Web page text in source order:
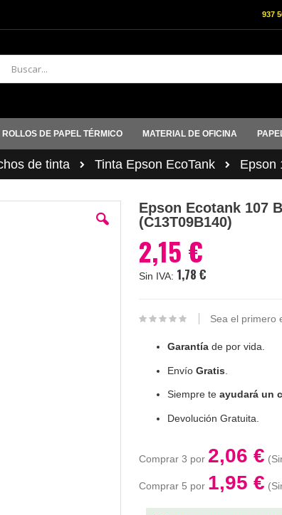
937
ROLLOS DE PAPEL TÉRMICO MATERIAL DE OFICINA
de tinta Tinta Epson EcoTank Epson
Epson Ecotank 107
(C13T09B140)
2,15 €
1,78 €
Sea el primero
Garantíade por vida.
Envío Gratis
Siempre te ayudará un
Devolución Gratuita.
Comprar 3 por 2,06 €
Comprar 5 por 1,95 €